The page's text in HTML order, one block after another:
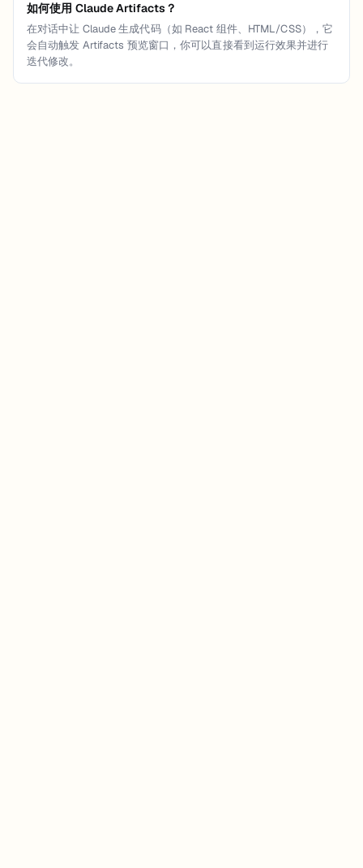
如何使用 Claude Artifacts？
在对话中让 Claude 生成代码（如 React 组件、HTML/CSS），它
会自动触发 Artifacts 预览窗口，你可以直接看到运行效果并进行
迭代修改。